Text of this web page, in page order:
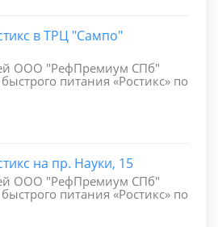
в ТРЦ "Сампо"
ООО "РефПремиум СПб"
питания «Ростикс» по
на пр. Науки, 15
ООО "РефПремиум СПб"
питания «Ростикс» по